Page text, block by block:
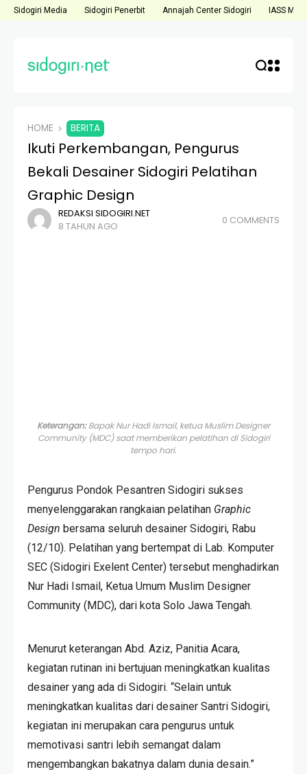
Sidogiri Media Sidogiri Penerbit Annajah Center Sidogiri IASS
HOME BERITA
Ikuti Perkembangan, Pengurus
Bekali Desainer Sidogiri Pelatihan
Graphic Design
REDAKSI SIDOGIRI.NET
8 TAHUN AGO
0 COMMENTS
Keterangan:Bapak Nur Hadi Ismail, ketua Muslim Designer
Community (MDC) saat memberikan pelatihan di Sidogiri
tempo hari.
Pengurus Pondok Pesantren Sidogiri sukses
menyelenggarakan rangkaian pelatihan Graphic
Design bersama seluruh desainer Sidogiri, Rabu
(12/10). Pelatihan yang bertempat di Lab. Komputer
SEC (Sidogiri Exelent Center) tersebut menghadirkan
Nur Hadi Ismail, Ketua Umum Muslim Designer
Community (MDC), dari kota Solo Jawa Tengah.
Menurut keterangan Abd. Aziz, Panitia Acara,
kegiatan rutinan ini bertujuan meningkatkan kualitas
desainer yang ada di Sidogiri. “Selain untuk
meningkatkan kualitas dari desainer Santri Sidogiri,
kegiatan ini merupakan cara pengurus untuk
memotivasi santri lebih semangat dalam
mengembangkan bakatnya dalam dunia desain.”